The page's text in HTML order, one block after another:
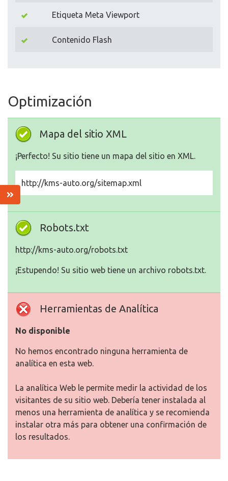
Etiqueta Meta Viewport
Contenido Flash
Optimización
Mapa del sitio XML
¡Perfecto! Su sitio tiene un mapa del sitio en XML.
http://kms-auto.org/sitemap.xml
Robots.txt
http://kms-auto.org/robots.txt
¡Estupendo! Su sitio web tiene un archivo robots.txt.
Herramientas de Analítica
No disponible
No hemos encontrado ninguna herramienta de
analítica en esta web.
La analítica Web le permite medir la actividad de los
visitantes de su sitio web. Debería tener instalada al
menos una herramienta de analítica y se recomienda
instalar otra más para obtener una confirmación de
los resultados.